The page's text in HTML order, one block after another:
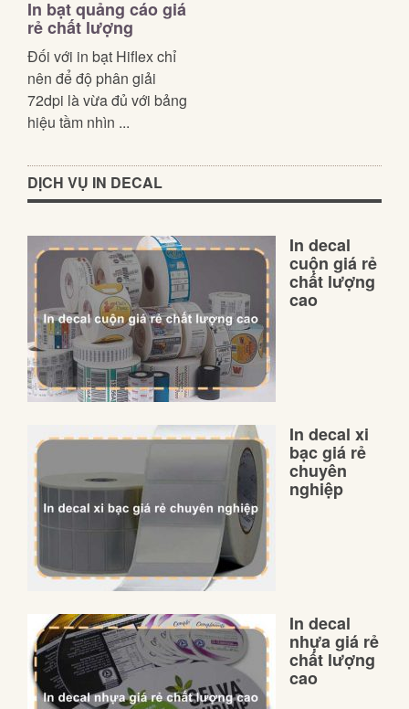
In bạt quảng cáo giá
rẻ chất lượng
Đối với in bạt Hiflex chỉ
nên để độ phân giải
72dpi là vừa đủ với bảng
hiệu tầm nhìn ...
DỊCH VỤ IN DECAL
In decal
cuộn giá rẻ
chất lượng
cao
In decal xi
bạc giá rẻ
chuyên
nghiệp
In decal
nhựa giá rẻ
chất lượng
cao